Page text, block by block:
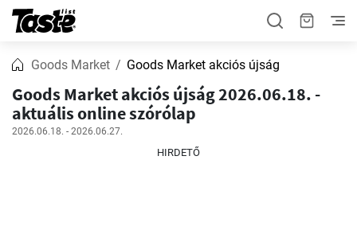
Goods Market Goods Market akciós újság
Goods Market akciós újság 2026.06.18. -
aktuális online szórólap
2026.06.18. - 2026.06.27.
HIRDETŐ